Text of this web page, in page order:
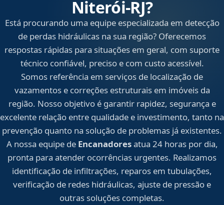
Niterói‑RJ?
Está procurando uma equipe especializada em detecção
de perdas hidráulicas na sua região? Oferecemos
respostas rápidas para situações em geral, com suporte
técnico confiável, preciso e com custo acessível.
Somos referência em serviços de localização de
vazamentos e correções estruturais em imóveis da
região. Nosso objetivo é garantir rapidez, segurança e
excelente relação entre qualidade e investimento, tanto na
prevenção quanto na solução de problemas já existentes.
A nossa equipe de Encanadoresatua 24 horas por dia,
pronta para atender ocorrências urgentes. Realizamos
identificação de infiltrações, reparos em tubulações,
verificação de redes hidráulicas, ajuste de pressão e
outras soluções completas.